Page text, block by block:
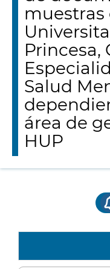
muestras
Princesa,
Salud
área de
HUP